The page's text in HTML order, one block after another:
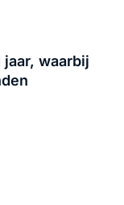
waarbij